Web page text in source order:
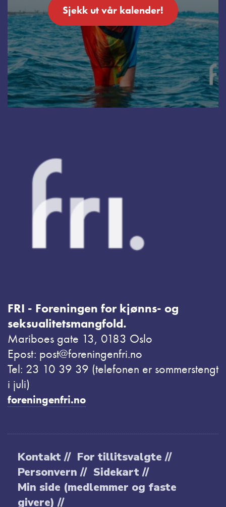
Sjekk ut vår kalender!
FRI - Foreningen for kjønns- og
seksualitetsmangfold.
Mariboes gate 13, 0183 Oslo
Epost: post@foreningenfri.no
Tel: 23 10 39 39 (telefonen er sommerstengt
i juli)
foreningenfri.no
Kontakt // For tillitsvalgte //
Personvern // Sidekart //
Min side (medlemmer og faste
givere) //